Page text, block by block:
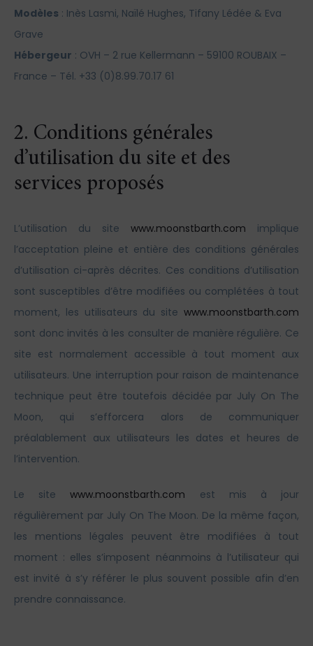
Modèles : Inès Lasmi, Naïlé Hughes, Tifany Lédée & Eva
Grave
Hébergeur : OVH – 2 rue Kellermann – 59100 ROUBAIX –
France – Tél. +33 (0)8.99.70.17 61
2. Conditions générales
d’utilisation du site et des
services proposés
L’utilisation du site www.moonstbarth.com implique
l’acceptation pleine et entière des conditions générales
d’utilisation ci-après décrites. Ces conditions d’utilisation
sont susceptibles d’être modifiées ou complétées à tout
moment, les utilisateurs du site www.moonstbarth.com
sont donc invités à les consulter de manière régulière. Ce
site est normalement accessible à tout moment aux
utilisateurs. Une interruption pour raison de maintenance
technique peut être toutefois décidée par July On The
Moon, qui s’efforcera alors de communiquer
préalablement aux utilisateurs les dates et heures de
l’intervention.
Le sitewww.moonstbarth.com est mis à jour
régulièrement par July On The Moon. De la même façon,
les mentions légales peuvent être modifiées à tout
moment : elles s’imposent néanmoins à l’utilisateur qui
est invité à s’y référer le plus souvent possible afin d’en
prendre connaissance.